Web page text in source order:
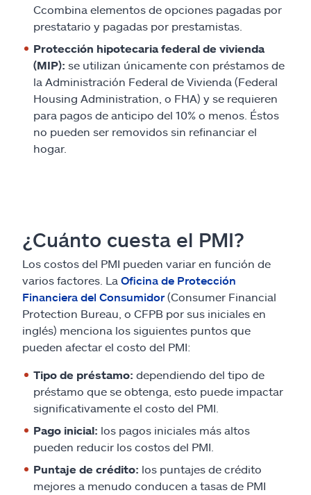
Ccombina elementos de opciones pagadas por
prestatario y pagadas por prestamistas.
Protección hipotecaria federal de vivienda
(MIP): se utilizan únicamente con préstamos de
la Administración Federal de Vivienda (Federal
Housing Administration, o FHA) y se requieren
para pagos de anticipo del 10% o menos. Éstos
no pueden ser removidos sin refinanciar el
hogar.
¿Cuánto cuesta el PMI?
Los costos del PMI pueden variar en función de
varios factores. La Oficina de Protección
Financiera del Consumidor(Consumer Financial
Protection Bureau, o CFPB por sus iniciales en
inglés) menciona los siguientes puntos que
pueden afectar el costo del PMI:
Tipo de préstamo: dependiendo del tipo de
préstamo que se obtenga, esto puede impactar
significativamente el costo del PMI.
Pago inicial: los pagos iniciales más altos
pueden reducir los costos del PMI.
Puntaje de crédito: los puntajes de crédito
mejores a menudo conducen a tasas de PMI